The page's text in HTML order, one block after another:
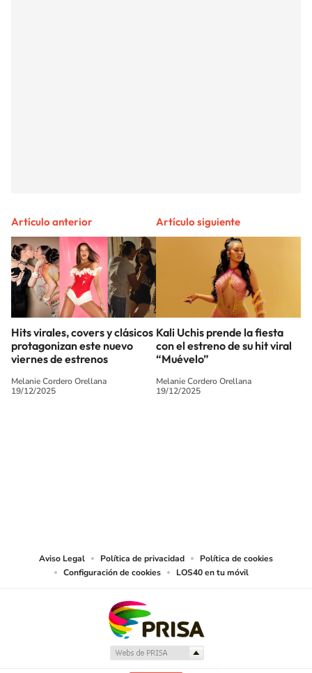
Artículo anterior
Hits virales, covers y clásicos
protagonizan este nuevo
viernes de estrenos
Melanie Cordero Orellana
19/12/2025
Artículo siguiente
Kali Uchis prende la fiesta
con el estreno de su hit viral
“Muévelo”
Melanie Cordero Orellana
19/12/2025
Aviso Legal Política de privacidad
Política de cookies
Configuración de cookies
LOS40 en tu móvil